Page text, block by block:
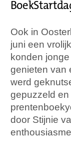
Ook in
juni een
konden
genieten van
werd
gepuzzeld
door Stijnie